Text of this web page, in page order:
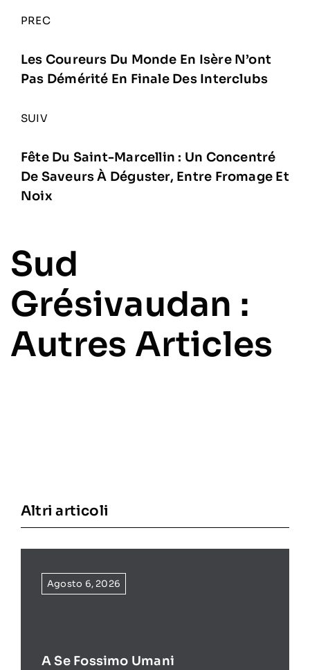
PREC
Les Coureurs Du Monde En Isère N’ont
Pas Démérité En Finale Des Interclubs
SUIV
Fête Du Saint-Marcellin : Un Concentré
De Saveurs À Déguster, Entre Fromage Et
Noix
Sud
Grésivaudan :
Autres Articles
Altri articoli
Agosto 6, 2026
A Se Fossimo Umani